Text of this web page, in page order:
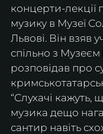
концерти-лекції
музику в Музеї
Львові. Він взяв
спільно з
розповідав про
“Слухачі кажуть,
музика дещо
сантир навіть